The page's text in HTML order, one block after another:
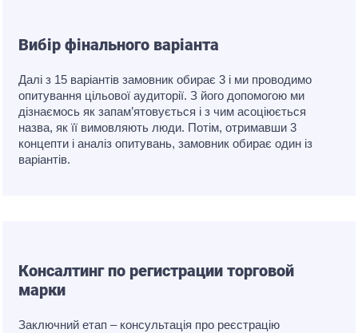
Вибір фінального варіанта
Далі з 15 варіантів замовник обирає 3 і ми проводимо
опитування цільової аудиторії. З його допомогою ми
дізнаємось як запам’ятовується і з чим асоціюється
назва, як її вимовляють люди. Потім, отримавши 3
концепти і аналіз опитувань, замовник обирає один із
варіантів.
Консалтинг по регистрации торговой
марки
Заключний етап – консультація про реєстрацію